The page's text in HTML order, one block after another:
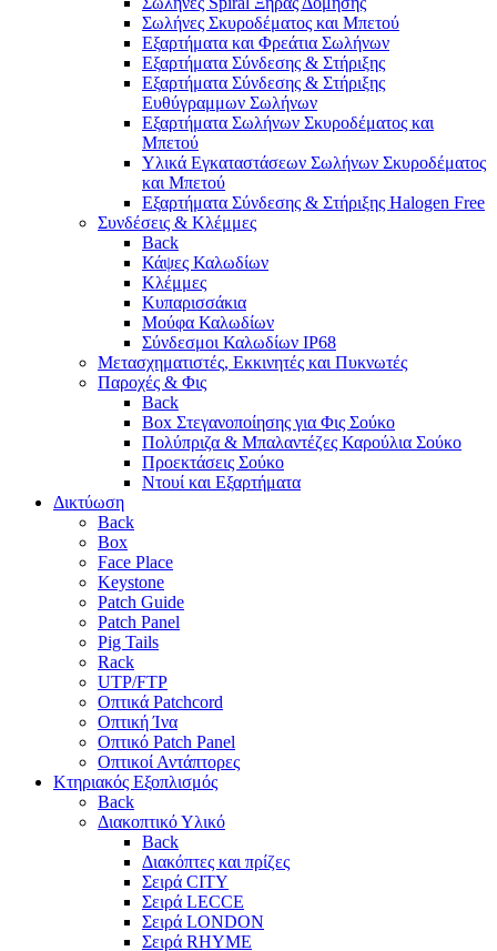
Σωλήνες Σκυροδέματος και Μπετού
Εξαρτήματα και Φρεάτια Σωλήνων
Εξαρτήματα Σύνδεσης & Στήριξης
Εξαρτήματα Σύνδεσης & Στήριξης
Ευθύγραμμων Σωλήνων
Εξαρτήματα Σωλήνων Σκυροδέματος και
Μπετού
Υλικά Εγκαταστάσεων Σωλήνων Σκυροδέματος
και Μπετού
Εξαρτήματα Σύνδεσης & Στήριξης Halogen Free
Συνδέσεις & Κλέμμες
Back
Κάψες Καλωδίων
Κλέμμες
Κυπαρισσάκια
Μούφα Καλωδίων
Σύνδεσμοι Καλωδίων IP68
Μετασχηματιστές, Εκκινητές και Πυκνωτές
Παροχές & Φις
Back
Box Στεγανοποίησης για Φις Σούκο
Πολύπριζα & Μπαλαντέζες Καρούλια Σούκο
Προεκτάσεις Σούκο
Ντουί και Εξαρτήματα
Δικτύωση
Back
Box
Face Place
Keystone
Patch Guide
Patch Panel
Pig Tails
Rack
UTP/FTP
Οπτικά Patchcord
Οπτική Ίνα
Οπτικό Patch Panel
Οπτικοί Αντάπτορες
Κτηριακός Εξοπλισμός
Back
Διακοπτικό Υλικό
Back
Διακόπτες και πρίζες
Σειρά CITY
Σειρά LECCE
Σειρά LONDON
Σειρά RHYME